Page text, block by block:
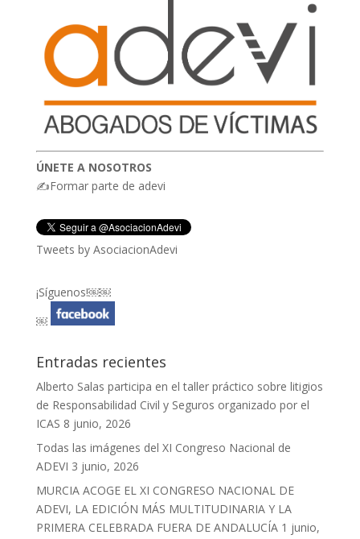
ÚNETE A NOSOTROS
✍Formar parte de adevi
Tweets by AsociacionAdevi
¡Síguenos!￼￼
￼
Entradas recientes
Alberto Salas participa en el taller práctico sobre litigios
de Responsabilidad Civil y Seguros organizado por el
ICAS 8 junio, 2026
Todas las imágenes del XI Congreso Nacional de
ADEVI 3 junio, 2026
MURCIA ACOGE EL XI CONGRESO NACIONAL DE
ADEVI, LA EDICIÓN MÁS MULTITUDINARIA Y LA
PRIMERA CELEBRADA FUERA DE ANDALUCÍA 1 junio,